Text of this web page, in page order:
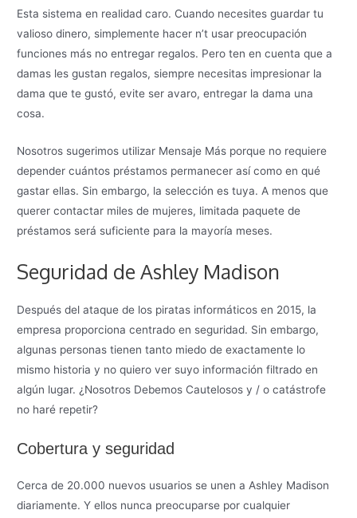
Esta sistema en realidad caro. Cuando necesites guardar tu
valioso dinero, simplemente hacer n’t usar preocupación
funciones más no entregar regalos. Pero ten en cuenta que a
damas les gustan regalos, siempre necesitas impresionar la
dama que te gustó, evite ser avaro, entregar la dama una
cosa.
Nosotros sugerimos utilizar Mensaje Más porque no requiere
depender cuántos préstamos permanecer así como en qué
gastar ellas. Sin embargo, la selección es tuya. A menos que
querer contactar miles de mujeres, limitada paquete de
préstamos será suficiente para la mayoría meses.
Seguridad de Ashley Madison
Después del ataque de los piratas informáticos en 2015, la
empresa proporciona centrado en seguridad. Sin embargo,
algunas personas tienen tanto miedo de exactamente lo
mismo historia y no quiero ver suyo información filtrado en
algún lugar. ¿Nosotros Debemos Cautelosos y / o catástrofe
no haré repetir?
Cobertura y seguridad
Cerca de 20.000 nuevos usuarios se unen a Ashley Madison
diariamente. Y ellos nunca preocuparse por cualquier